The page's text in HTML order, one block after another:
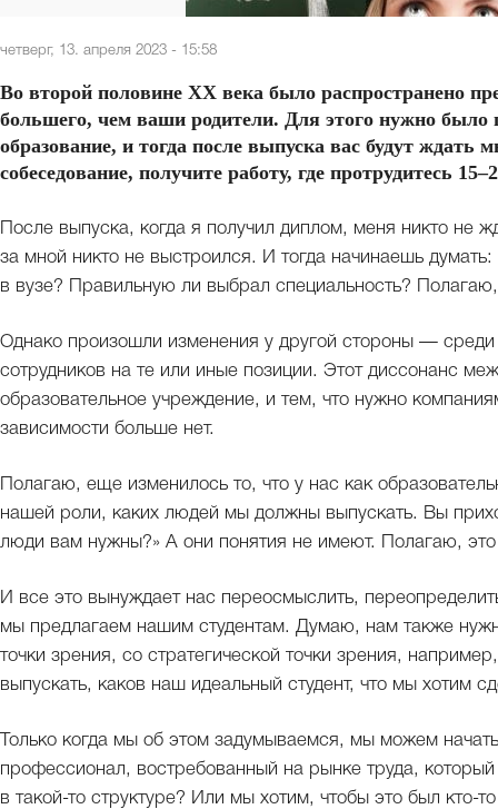
четверг, 13. апреля 2023 - 15:58
Во второй половине XX века было распространено
большего, чем ваши родители. Для этого нужно было
образование, и тогда после выпуска вас будут
собеседование, получите работу, где протрудитесь
После выпуска, когда я получил диплом, меня никто не
за мной никто не выстроился. И тогда начинаешь
в вузе? Правильную ли выбрал специальность?
Однако произошли изменения у другой стороны —
сотрудников на те или иные позиции. Этот диссонанс
образовательное учреждение, и тем, что нужно
зависимости больше нет.
Полагаю, еще изменилось то, что у нас как
нашей роли, каких людей мы должны выпускать. Вы
люди вам нужны?» А они понятия не имеют. Полагаю,
И все это вынуждает нас переосмыслить,
мы предлагаем нашим студентам. Думаю, нам также
точки зрения, со стратегической точки зрения,
выпускать, каков наш идеальный студент, что мы хотим
Только когда мы об этом задумываемся, мы можем
профессионал, востребованный на рынке труда,
в такой-то структуре? Или мы хотим, чтобы это был кто-